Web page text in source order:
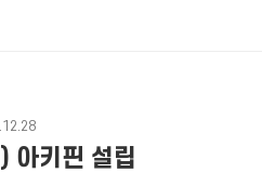
아키핀 설립